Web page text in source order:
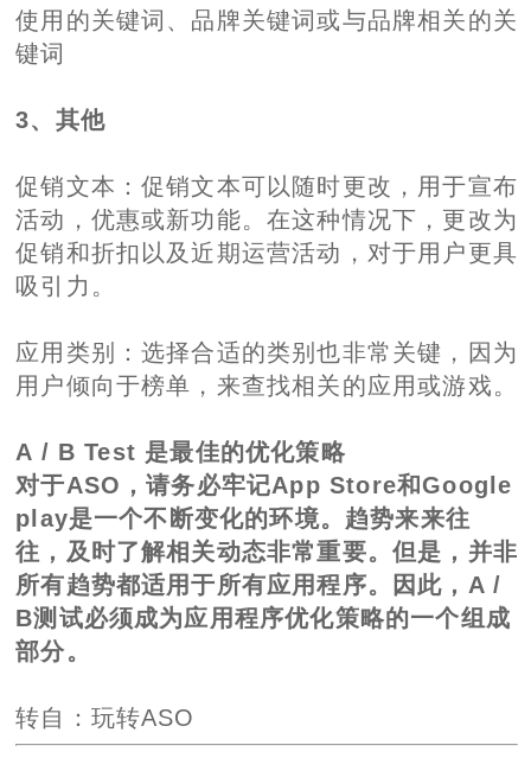
使用的关键词、品牌关键词或与品牌相关的关
键词
3、其他
促销文本：促销文本可以随时更改，用于宣布
活动，优惠或新功能。在这种情况下，更改为
促销和折扣以及近期运营活动，对于用户更具
吸引力。
应用类别：选择合适的类别也非常关键，因为
用户倾向于榜单，来查找相关的应用或游戏。
A / B Test 是最佳的优化策略
对于ASO，请务必牢记App Store和Google
play是一个不断变化的环境。趋势来来往
往，及时了解相关动态非常重要。但是，并非
所有趋势都适用于所有应用程序。因此，A /
B测试必须成为应用程序优化策略的一个组成
部分。
转自：玩转ASO